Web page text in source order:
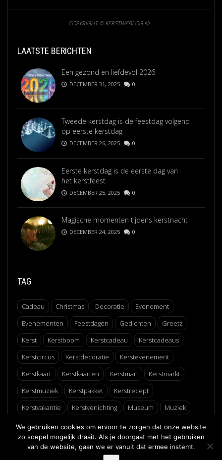
COPYRIGHT © KERSTWEBLOG.NL
LAATSTE BERICHTEN
Een gezond en liefdevol 2026
DECEMBER 31, 2025 0
Tweede kerstdag is de feestdag volgend
op eerste kerstdag
DECEMBER 26, 2025 0
Eerste kerstdag is de eerste dag van
het kerstfeest
DECEMBER 25, 2025 0
Magische momenten tijdens kerstnacht
DECEMBER 24, 2025 0
TAG
Cadeau Christmas Decoratie
Evenement
Evenementen
Feestdagen Gedichten
Greetz
Kerst
Kerstboom Kerstcadeau
Kerstcadeaus
Kerstcircus
Kerstdecoratie
Kerstevenement
Kerstkaart
Kerstkaarten Kerstman
Kerstmarkt
Kerstmuziek
Kerstpakket
Kerstrecept
Kerstvakantie
Kerstverlichting Museum
Muziek
Recept
Schaatsen Winter Winterfair
We gebruiken cookies om ervoor te zorgen dat onze website
zo soepel mogelijk draait. Als je doorgaat met het gebruiken
van de website, gaan we er vanuit dat ermee instemt.